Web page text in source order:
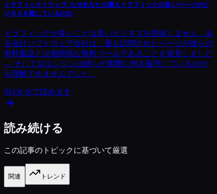
トラフィックトラップ: なぜあなたの最もトラフィックの多いページがビ
ジネスを殺しているのか
トラフィックが多いことは良いビジネスを意味しません。あ
る会計ソフトウェア会社は、最も訪問されたページが彼らの
有料製品とは無関係な無料ツールであることを発見しました
— そしてAIエンジンは彼らが実際に何を販売しているのか
を理解できませんでした。
SEO6 分で読めます
読み続ける
この記事のトピックに基づいて厳選
関連 トレンド